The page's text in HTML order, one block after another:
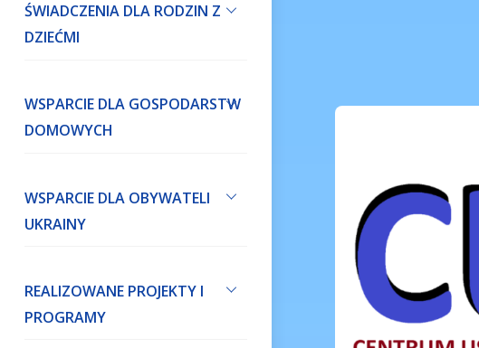
ŚWIADCZENIA DLA RODZIN Z
DZIEĆMI
WSPARCIE DLA GOSPODARSTW
DOMOWYCH
WSPARCIE DLA OBYWATELI
UKRAINY
REALIZOWANE PROJEKTY I
PROGRAMY